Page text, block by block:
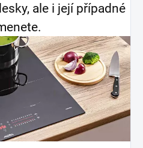
ale i její případné